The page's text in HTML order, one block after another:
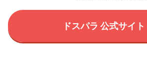
ドスパラ 公式サイト